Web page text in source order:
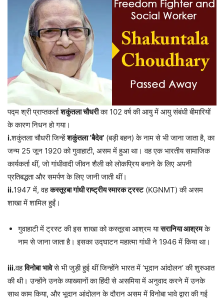
पद्म श्री प्राप्तकर्ताशकुंतला चौधरीका 102 वर्ष की आयु में आयु संबंधी बीमारियों
के कारण निधन हो गया।
i.शकुंतला चौधरी जिन्हेंशकुंतला ‘बैदेव’ (बड़ी बहन) के नाम से भी जाना जाता है, का
जन्म 25 जून 1920 को गुवाहाटी, असम में हुआ था। वह एक भारतीय सामाजिक
कार्यकर्ता थीं, जो गांधीवादी जीवन शैली को लोकप्रिय बनाने के लिए अपनी
प्रतिबद्धता और समर्पण के लिए जानी जाती थीं।
ii.1947 में, वहकस्तूरबा गांधी राष्ट्रीय स्मारक ट्रस्ट(KGNMT) की असम
शाखा में शामिल हुईं।
गुवाहाटी में ट्रस्ट की इस शाखा को कस्तूरबा आश्रम यासरानिया आश्रमके
नाम से जाना जाता है। इसका उद्घाटन महात्मा गांधी ने 1946 में किया था।
iii.वहविनोबा भावेसे भी जुड़ी हुई थीं जिन्होंने भारत में ‘भूदान आंदोलन’ की शुरुआत
की थी। उन्होंने उनके व्याख्यानों का हिंदी से असमिया में अनुवाद करने में उनके
साथ काम किया, और भूदान आंदोलन के दौरान असम में विनोबा भावे द्वारा की गई